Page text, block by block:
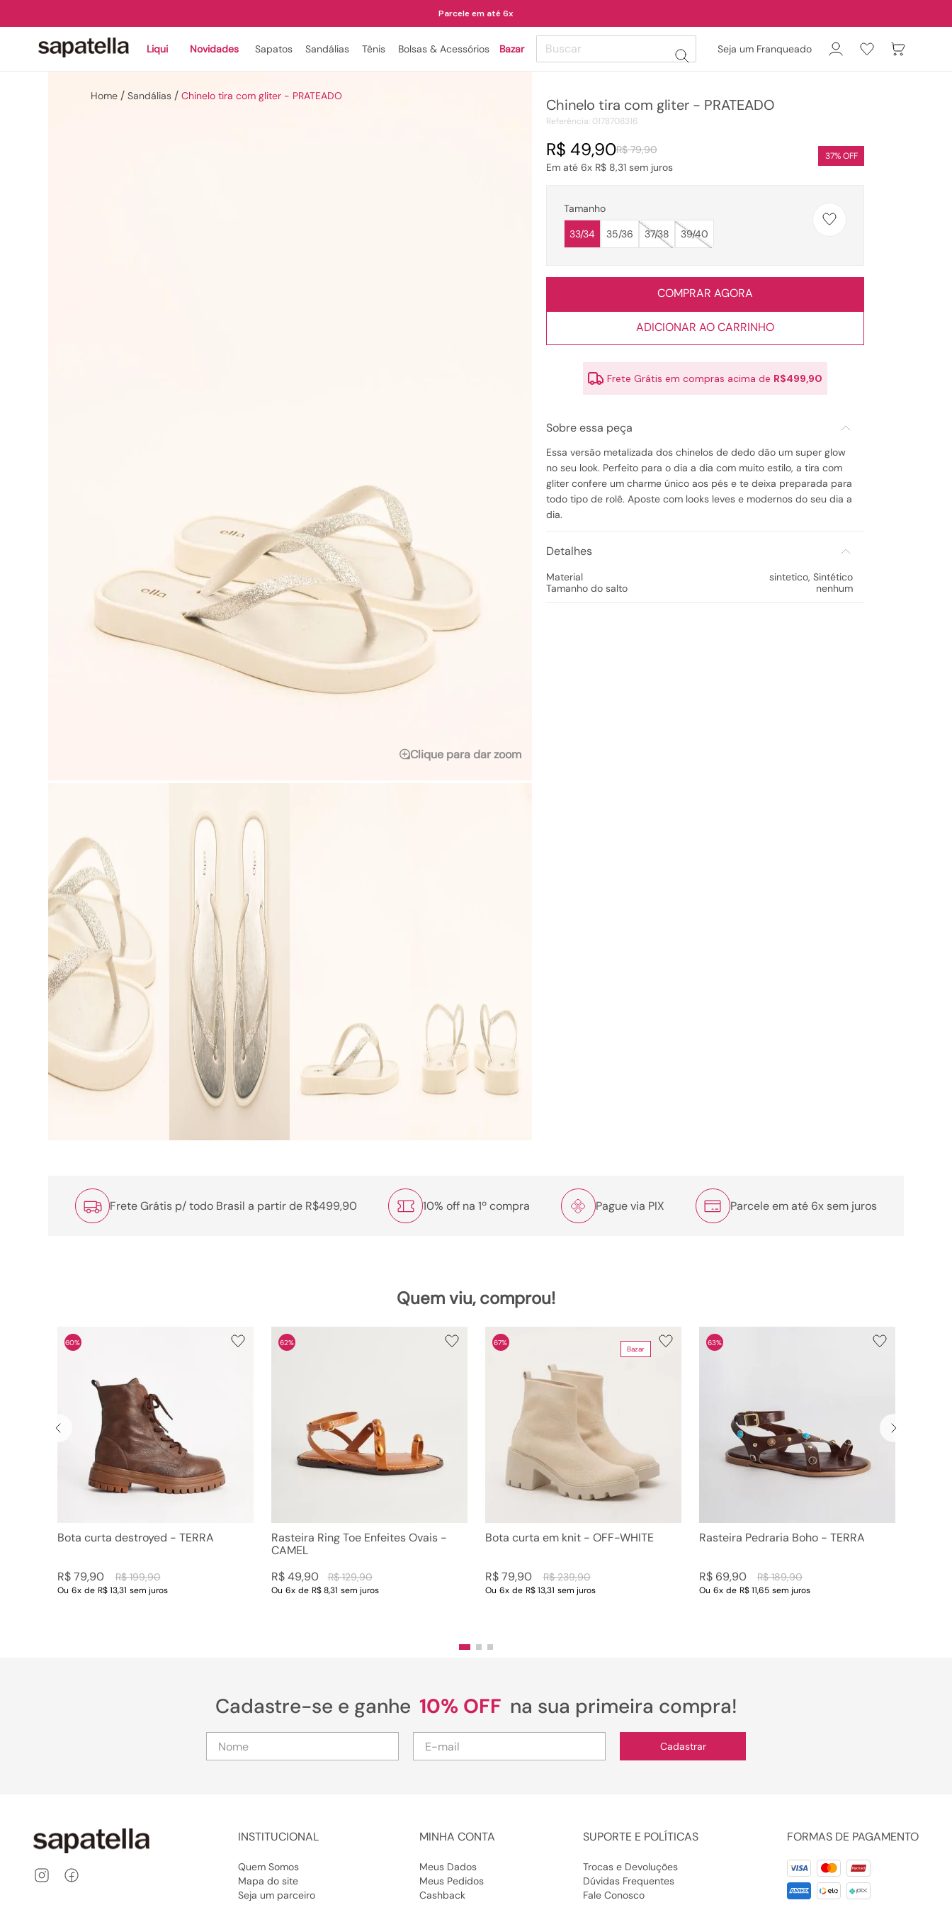
Parcele em até 6x
Liqui Novidades Sapatos Sandálias Tênis Bolsas & Acessórios Bazar
Buscar
Seja um Franqueado
Sandálias Chinelo tira com gliter - PRATEADO
Clique para dar zoom
Chinelo tira com gliter - PRATEADO
Referência: 0178708316
R$ 79,90
R$ 49,90
Em até 6x R$ 8,31sem juros
37% OFF
Tamanho
33/34
35/36 37/38 39/40
COMPRAR AGORA
ADICIONAR AO CARRINHO
Frete Grátis em compras acima de R$499,90
Sobre essa peça
Essa versão metalizada dos chinelos de dedo dão um super glow
no seu look. Perfeito para o dia a dia com muito estilo, a tira com
gliter confere um charme único aos pés e te deixa preparada para
todo tipo de rolê. Aposte com looks leves e modernos do seu dia a
dia.
Detalhes
Material sintetico, Sintético
Tamanho do salto
nenhum
Frete Grátis p/ todo Brasil a partir de R$499,90 10% off na 1º compra Pague via PIX Parcele em até 6x sem juros
Quem viu, comprou!
60%
Bota curta destroyed - TERRA
R$ 199,90
R$ 79,90
Ou 6x de R$ 13,31 sem juros
62%
Rasteira Ring Toe Enfeites Ovais -
CAMEL
R$ 129,90
R$ 49,90
Ou 6x de R$ 8,31 sem juros
Bazar
67%
Bota curta em knit - OFF-WHITE
R$ 239,90
R$ 79,90
Ou 6x de R$ 13,31 sem juros
63%
Rasteira Pedraria Boho - TERRA
R$ 189,90
R$ 69,90
Ou 6x de R$ 11,65 sem juros
Cadastre-se e ganhe 10% OFF na sua primeira compra!
Cadastrar
INSTITUCIONAL
Quem Somos
Mapa do site
Seja um parceiro
MINHA CONTA
Meus Dados
Meus Pedidos
Cashback
SUPORTE E POLÍTICAS
Trocas e Devoluções
Dúvidas Frequentes
Fale Conosco
FORMAS DE PAGAMENTO
sapatilha